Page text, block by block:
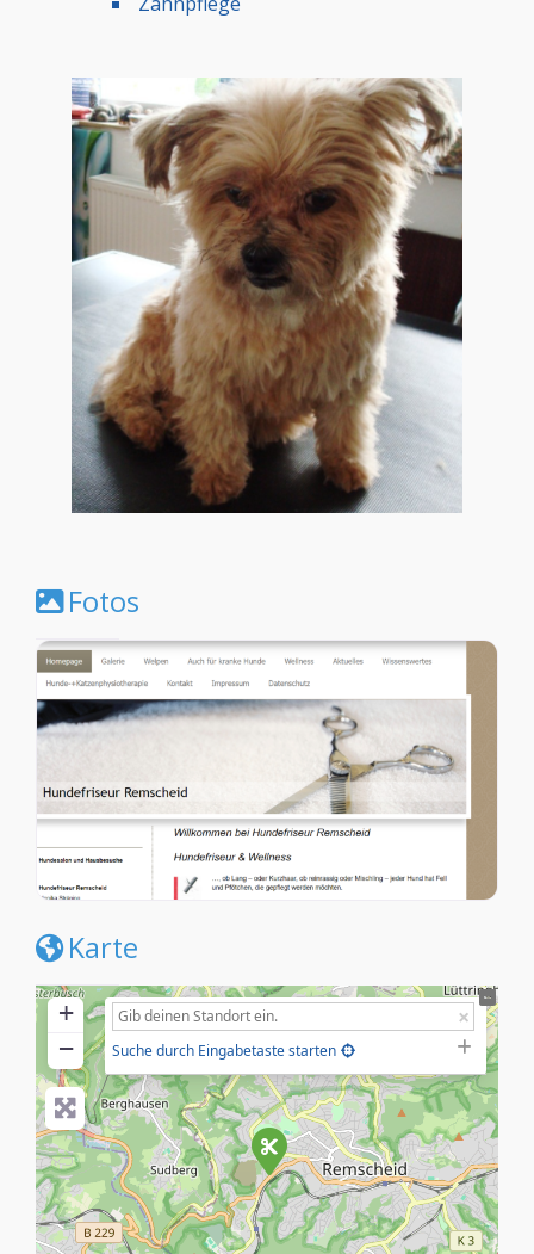
Fotos
Karte
+
−
Suche durch Eingabetaste starten